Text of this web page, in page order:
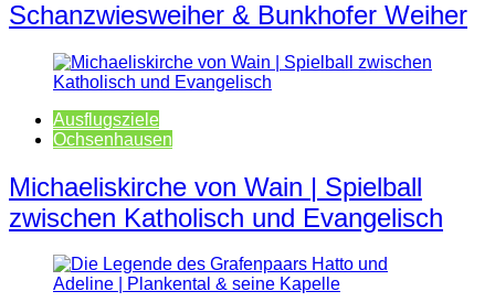
Schanzwiesweiher & Bunkhofer Weiher
Ausflugsziele
Ochsenhausen
Michaeliskirche von Wain | Spielball
zwischen Katholisch und Evangelisch